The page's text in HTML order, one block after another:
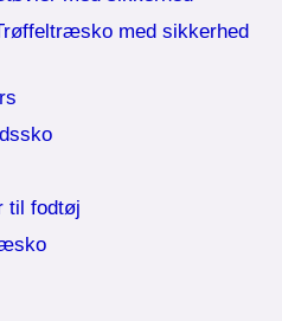
med sikkerhed
til fodtøj